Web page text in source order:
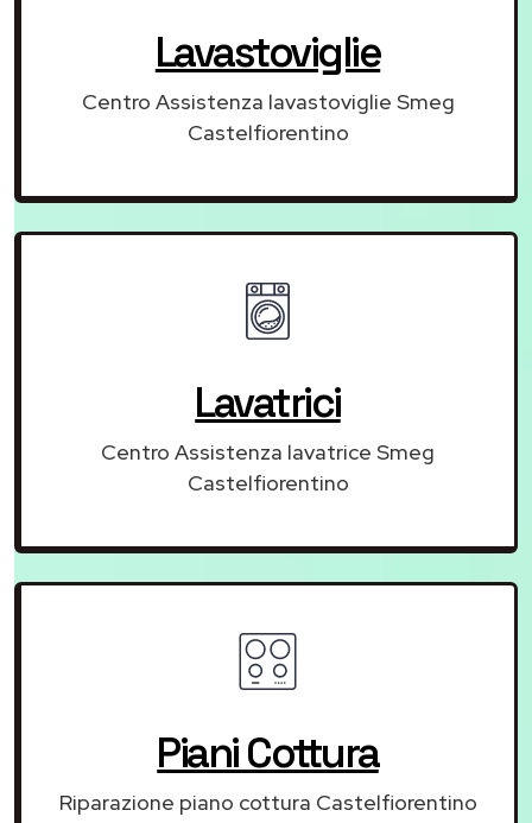
Lavastoviglie
Centro Assistenza lavastoviglie Smeg
Castelfiorentino
Lavatrici
Centro Assistenza lavatrice Smeg
Castelfiorentino
Piani Cottura
Riparazione piano cottura Castelfiorentino